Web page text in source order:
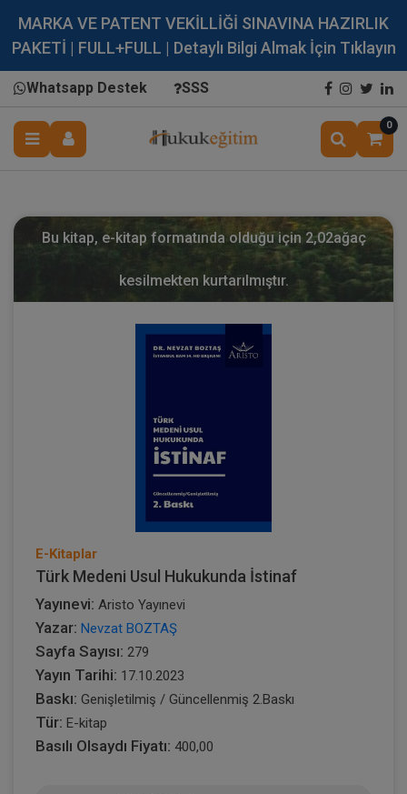
MARKA VE PATENT VEKİLLİĞİ SINAVINA HAZIRLIK
PAKETİ | FULL+FULL | Detaylı Bilgi Almak İçin Tıklayın
Whatsapp Destek SSS
0
Bu kitap, e-kitap formatında olduğu için 2,02ağaç
kesilmekten kurtarılmıştır.
E-Kitaplar
Türk Medeni Usul Hukukunda İstinaf
Yayınevi: Aristo Yayınevi
Yazar: Nevzat BOZTAŞ
Sayfa Sayısı: 279
Yayın Tarihi: 17.10.2023
Baskı: Genişletilmiş / Güncellenmiş 2.Baskı
Tür: E-kitap
Basılı Olsaydı Fiyatı: 400,00